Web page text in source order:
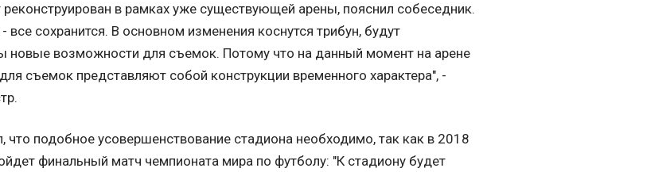
в рамках уже существующей арены, пояснил собеседник.
сохранится. В основном изменения коснутся трибун, будут
новые возможности для съемок. Потому что на данный момент на арене
съемок представляют собой конструкции временного характера", -
что подобное усовершенствование стадиона необходимо, так как в 2018
финальный матч чемпионата мира по футболу: "К стадиону будет